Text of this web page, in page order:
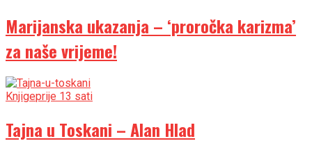
Marijanska ukazanja – ‘proročka karizma’
za naše vrijeme!
Knjigeprije 13 sati
Tajna u Toskani – Alan Hlad